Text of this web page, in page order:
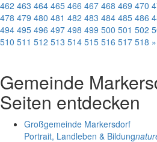
462 463 464 465 466 467 468 469 470
478 479 480 481 482 483 484 485 486
494 495 496 497 498 499 500 501 502
510 511 512 513 514 515 516 517 518 »
Gemeinde
Seiten entdecken
Großgemeinde Markersdorf
Portrait, Landleben & Bildung